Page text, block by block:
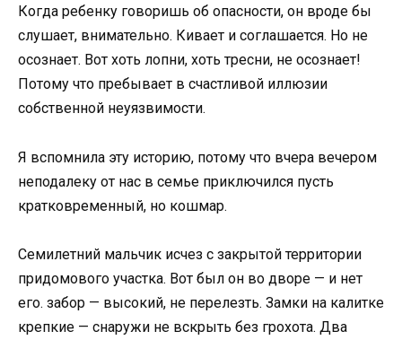
Когда ребенку говоришь об опасности, он вроде бы
слушает, внимательно. Кивает и соглашается. Но не
осознает. Вот хоть лопни, хоть тресни, не осознает!
Потому что пребывает в счастливой иллюзии
собственной неуязвимости.
Я вспомнила эту историю, потому что вчера вечером
неподалеку от нас в семье приключился пусть
кратковременный, но кошмар.
Семилетний мальчик исчез с закрытой территории
придомового участка. Вот был он во дворе — и нет
его. забор — высокий, не перелезть. Замки на калитке
крепкие — снаружи не вскрыть без грохота. Два